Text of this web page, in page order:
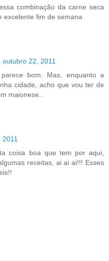
combinação da carne seca
excelente fim de semana
outubro 22, 2011
bom. Mas, enquanto a
cidade, acho que vou ter de
maionese..
2011
coisa boa que tem por aqui,
receitas, ai ai ai!!! Esses